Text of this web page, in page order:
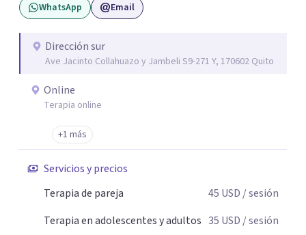
WhatsApp Email
Dirección sur
Ave Jacinto Collahuazo y Jambeli S9-271 Y, 170602 Quito
Online
Terapia online
+1 más
Servicios y precios
Terapia de pareja
45 USD / sesión
Terapia en adolescentes y adultos 35 USD / sesión